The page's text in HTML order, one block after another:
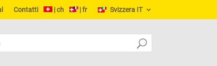
Contatti | ch | fr Svizzera IT